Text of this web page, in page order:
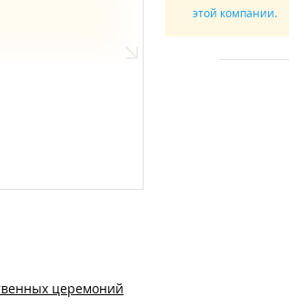
церемоний
этой компании.